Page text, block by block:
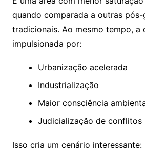
quando comparada a outras
tradicionais. Ao mesmo tempo, a
impulsionada por:
Urbanização acelerada
Industrialização
Maior consciência
Judicialização de conflitos
Isso cria um cenário